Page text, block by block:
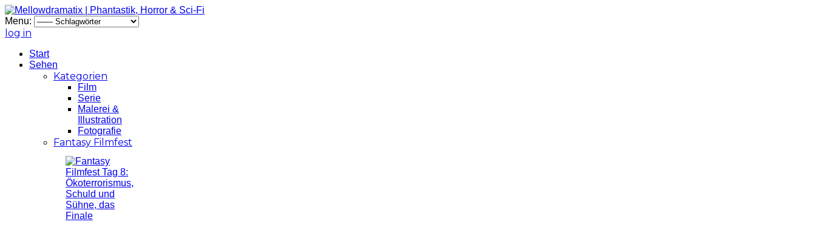
Menu:
log in
Start
Sehen
Kategorien
Film
Serie
Malerei &
Illustration
Fotografie
Fantasy Filmfest